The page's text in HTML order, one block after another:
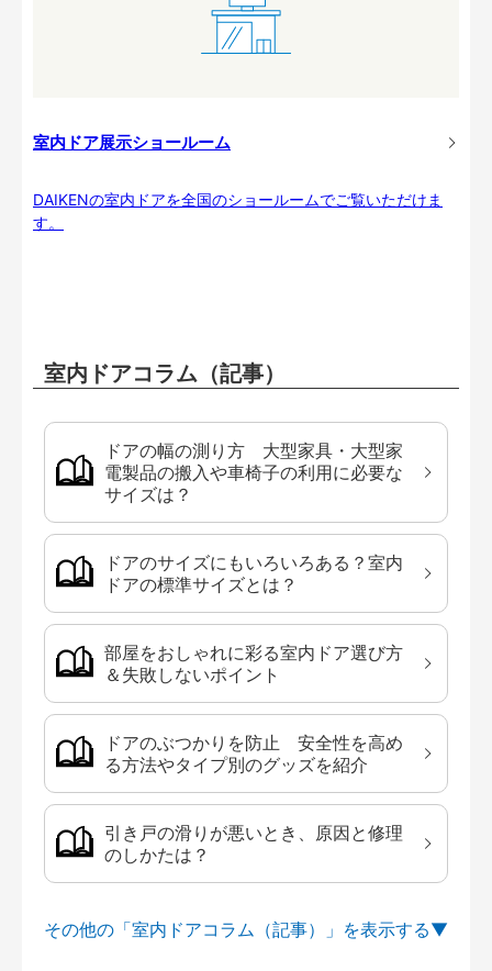
室内ドア展示ショールーム
DAIKENの室内ドアを全国のショールームでご覧いただけま
す。
室内ドアコラム（記事）
ドアの幅の測り方 大型家具・大型家
電製品の搬入や車椅子の利用に必要な
サイズは？
ドアのサイズにもいろいろある？室内
ドアの標準サイズとは？
部屋をおしゃれに彩る室内ドア選び方
＆失敗しないポイント
ドアのぶつかりを防止 安全性を高め
る方法やタイプ別のグッズを紹介
引き戸の滑りが悪いとき、原因と修理
のしかたは？
その他の「室内ドアコラム（記事）」を